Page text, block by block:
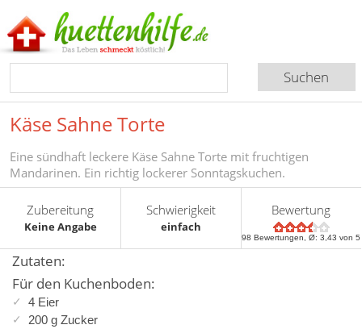
Käse Sahne Torte
Eine sündhaft leckere Käse Sahne Torte mit fruchtigen
Mandarinen. Ein richtig lockerer Sonntagskuchen.
Zubereitung
Keine Angabe
Schwierigkeit
einfach
Bewertung
98 Bewertungen, Ø:3,43 von 5
Zutaten:
Für den Kuchenboden:
4 Eier
200 g Zucker